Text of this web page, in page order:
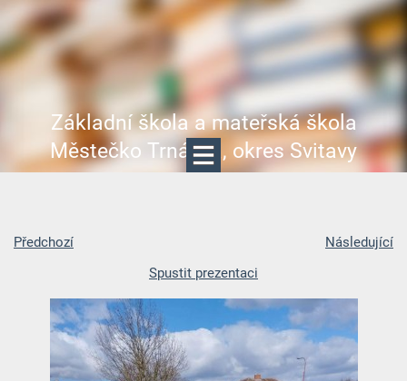
Základní škola a mateřská škola
Městečko Trnávka, okres Svitavy
Předchozí
Následující
Spustit prezentaci